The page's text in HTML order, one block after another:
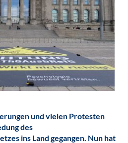
und vielen Protesten
des
ins Land gegangen. Nun hat